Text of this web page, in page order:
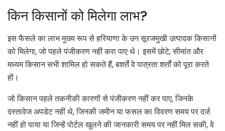
किन किसानों को मिलेगा लाभ?
इस फैसले का लाभ मुख्य रूप से हरियाणा के उन सूरजमुखी उत्पादक किसानों
को मिलेगा, जो पहले पंजीकरण नहीं करा पाए थे। इसमें छोटे, सीमांत और
मध्यम किसान सभी शामिल हो सकते हैं, बशर्ते वे पात्रता शर्तों को पूरा करते
हों।
जो किसान पहले तकनीकी कारणों से पंजीकरण नहीं कर पाए, जिनके
दस्तावेज अपडेट नहीं थे, जिनकी जमीन या फसल का विवरण समय पर दर्ज
नहीं हो पाया या जिन्हें पोर्टल खुलने की जानकारी समय पर नहीं मिल सकी, वे